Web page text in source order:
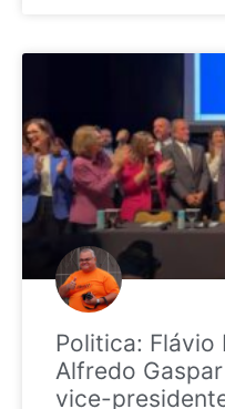
Politica: Flávio
Alfredo
vice-